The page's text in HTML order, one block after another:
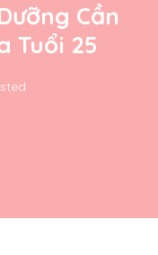
Cần
Tuổi 25